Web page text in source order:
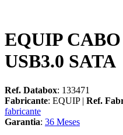
EQUIP
USB3.0 SATA
Ref. Databox: 133471
Fabricante: EQUIP | Ref.
fabricante
Garantia: 36 Meses